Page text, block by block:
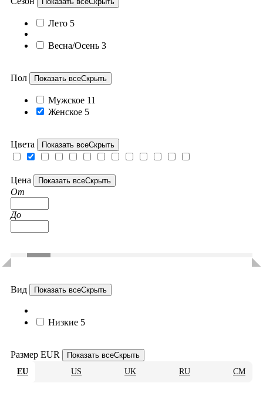
Лето 5
Весна/Осень 3
Пол Показать всеСкрыть
Мужское 11
Женское 5
Цвета Показать всеСкрыть
Цена Показать всеСкрыть
От
До
Вид Показать всеСкрыть
Низкие 5
Размер EUR Показать всеСкрыть
EU
US UK RU CM